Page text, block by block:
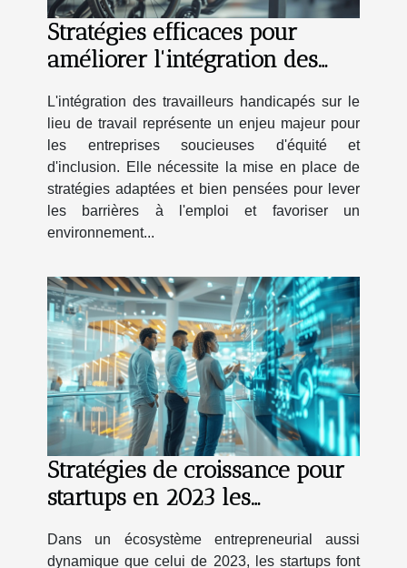
Stratégies efficaces pour
améliorer l'intégration des
L'intégration des travailleurs handicapés sur le
lieu de travail représente un enjeu majeur pour
les entreprises soucieuses d'équité et
d'inclusion. Elle nécessite la mise en place de
stratégies adaptées et bien pensées pour lever
les barrières à l'emploi et favoriser un
environnement...
Stratégies de croissance pour
startups en 2023 les
décryptées
Dans un écosystème entrepreneurial aussi
dynamique que celui de 2023, les startups font